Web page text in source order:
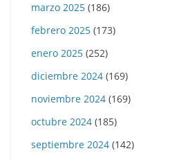
marzo 2025 (186)
febrero 2025 (173)
enero 2025 (252)
diciembre 2024 (169)
noviembre 2024 (169)
octubre 2024 (185)
septiembre 2024 (142)